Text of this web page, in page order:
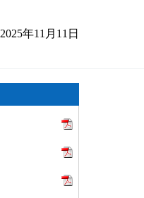
2025年11月11日